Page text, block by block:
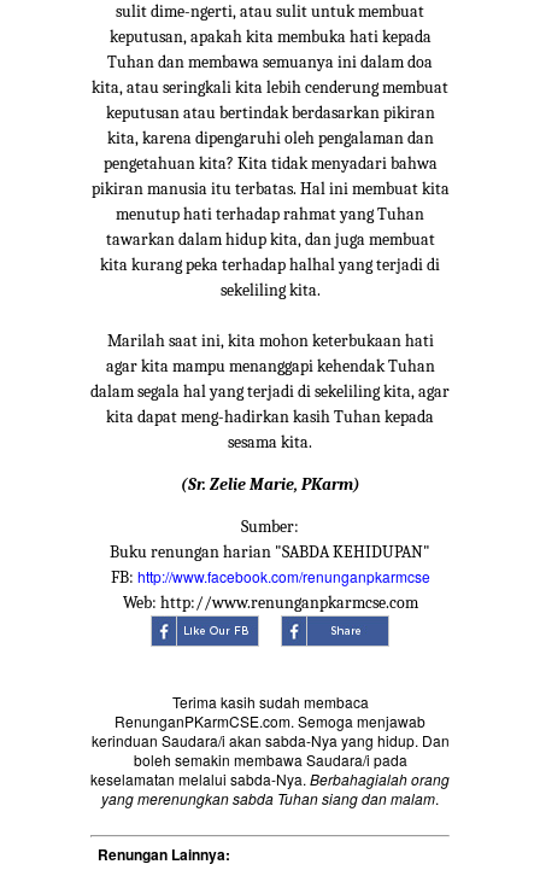
sulit dime-ngerti, atau sulit untuk membuat
keputusan, apakah kita membuka hati kepada
Tuhan dan membawa semuanya ini dalam doa
kita, atau seringkali kita lebih cenderung membuat
keputusan atau bertindak berdasarkan pikiran
kita, karena dipengaruhi oleh pengalaman dan
pengetahuan kita? Kita tidak menyadari bahwa
pikiran manusia itu terbatas. Hal ini membuat kita
menutup hati terhadap rahmat yang Tuhan
tawarkan dalam hidup kita, dan juga membuat
kita kurang peka terhadap halhal yang terjadi di
sekeliling kita.
Marilah saat ini, kita mohon keterbukaan hati
agar kita mampu menanggapi kehendak Tuhan
dalam segala hal yang terjadi di sekeliling kita, agar
kita dapat meng-hadirkan kasih Tuhan kepada
sesama kita.
(Sr. Zelie Marie, PKarm)
Sumber:
Buku renungan harian "SABDA KEHIDUPAN"
FB: http://www.facebook.com/renunganpkarmcse
Web: http://www.renunganpkarmcse.com
Terima kasih sudah membaca
RenunganPKarmCSE.com. Semoga menjawab
kerinduan Saudara/i akan sabda-Nya yang hidup. Dan
boleh semakin membawa Saudara/i pada
keselamatan melalui sabda-Nya. Berbahagialah orang
yang merenungkan sabda Tuhan siang dan malam.
Renungan Lainnya: